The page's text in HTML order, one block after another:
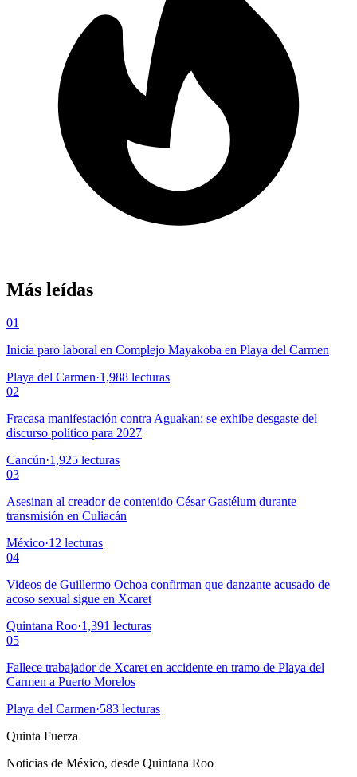
Más leídas
01
Inicia paro laboral en Complejo Mayakoba en Playa del Carmen
Playa del Carmen·1,988 lecturas
02
Fracasa manifestación contra Aguakan; se exhibe desgaste del
discurso político para 2027
Cancún·1,925 lecturas
03
Asesinan al creador de contenido César Gastélum durante
transmisión en Culiacán
México·12 lecturas
04
Videos de Guillermo Ochoa confirman que danzante acusado de
acoso sexual sigue en Xcaret
Quintana Roo·1,391 lecturas
05
Fallece trabajador de Xcaret en accidente en tramo de Playa del
Carmen a Puerto Morelos
Playa del Carmen·583 lecturas
Quinta Fuerza
Noticias de México, desde Quintana Roo